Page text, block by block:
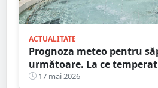
ACTUALITATE
Prognoza meteo pentru
următoare. La ce
aștepta sătmărenii
17 mai 2026